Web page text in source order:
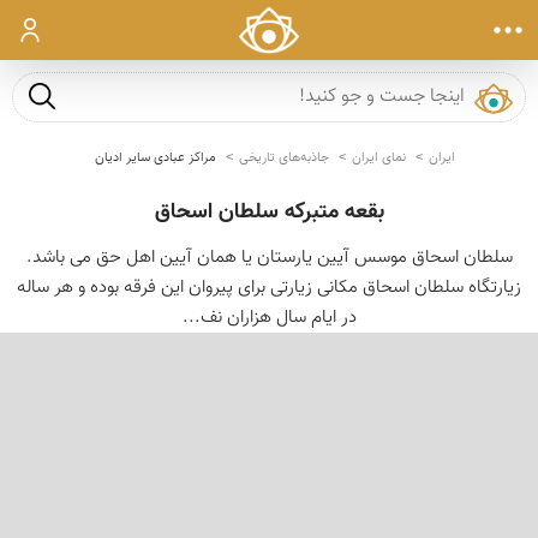
ورود
جست و
ایران نمای ایران جاذبه‌های تاریخی مراکز عبادی سایر ادیان
بقعه متبرکه سلطان اسحاق
سلطان اسحاق موسس آیین یارستان یا همان آیین اهل حق می باشد.
زیارتگاه سلطان اسحاق مکانی زیارتی برای پیروان این فرقه بوده و هر ساله
در ایام سال هزاران نف...